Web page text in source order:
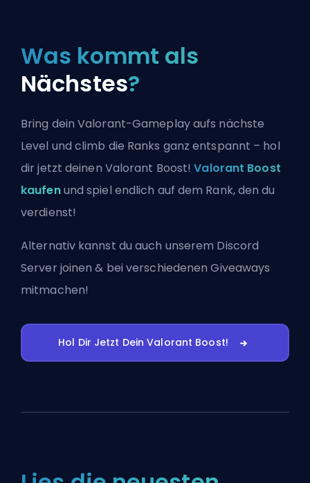
Was kommt als
Nächstes?
Bring dein Valorant-Gameplay aufs nächste
Level und climb die Ranks ganz entspannt – hol
dir jetzt deinen Valorant Boost!Valorant Boost
kaufenund spiel endlich auf dem Rank, den du
verdienst!
Alternativ kannst du auch unserem Discord
Server joinen & bei verschiedenen Giveaways
mitmachen!
Hol Dir Jetzt Dein Valorant Boost!